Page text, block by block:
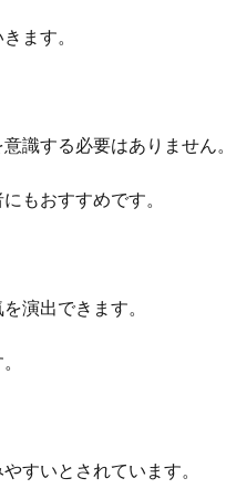
ます。
識する必要はありません。
もおすすめです。
演出できます。
すいとされています。